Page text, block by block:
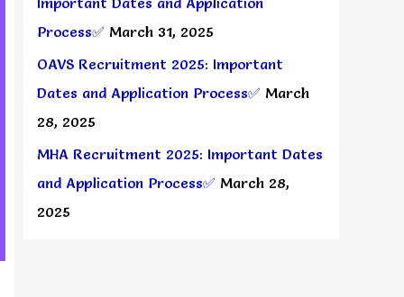
Process✅ March 31, 2025
OAVS Recruitment 2025: Important
Dates and Application Process✅ March
28, 2025
MHA Recruitment 2025: Important Dates
and Application Process✅ March 28,
2025